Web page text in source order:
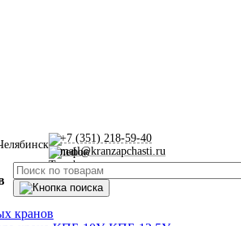
+7 (351) 218-59-40
mail@kranzapchasti.ru
кранов